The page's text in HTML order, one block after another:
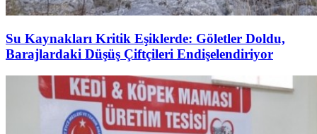
Su Kaynakları Kritik Eşiklerde: Göletler Doldu,
Barajlardaki Düşüş Çiftçileri Endişelendiriyor